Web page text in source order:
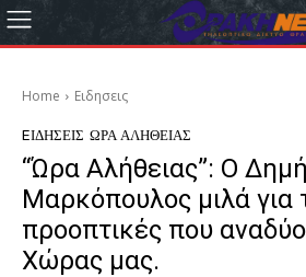
Home Eιδησεις
EΙΔΗΣΕΙΣ ΩΡΑ ΑΛΗΘΕΙΑΣ
“Ώρα Αλήθειας”: Ο
Μαρκόπουλος μιλά για
προοπτικές που
Χώρας μας.